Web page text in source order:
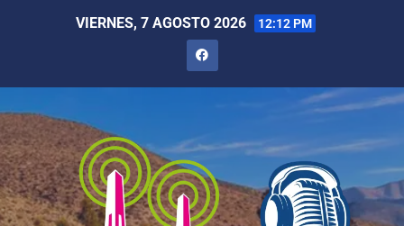
VIERNES, 7 AGOSTO 2026 12:12 PM